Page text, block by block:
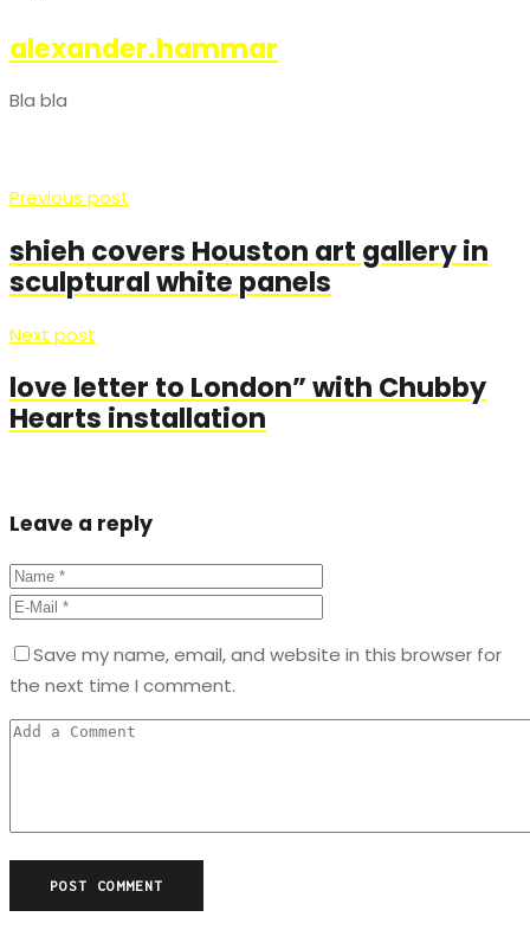
alexander.hammar
Bla bla
Previous post
shieh covers Houston art gallery in
sculptural white panels
Next post
love letter to London” with Chubby
Hearts installation
Leave a reply
Save my name, email, and website in this browser for
the next time I comment.